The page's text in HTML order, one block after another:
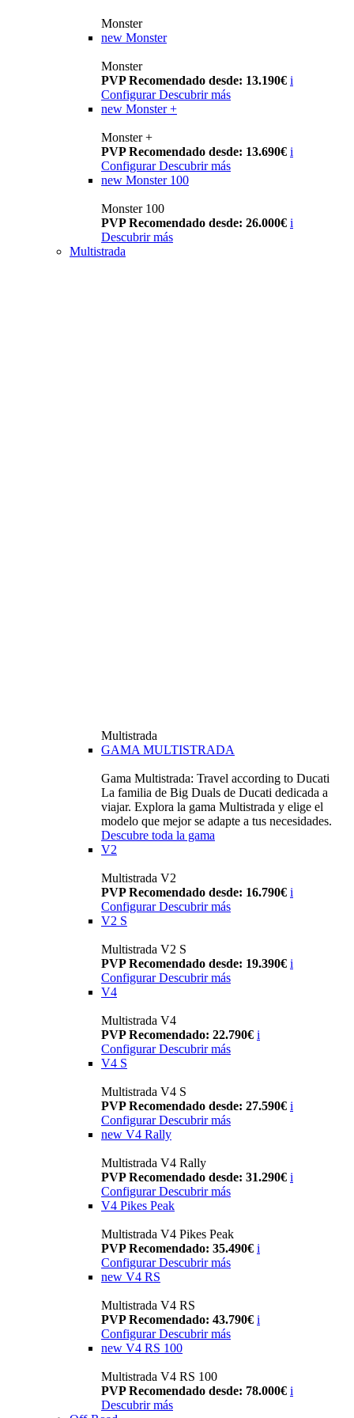
Monster
new Monster
Monster
PVP Recomendado desde: 13.190€ i
Configurar Descubrir más
new Monster +
Monster +
PVP Recomendado desde: 13.690€ i
Configurar Descubrir más
new Monster 100
Monster 100
PVP Recomendado desde: 26.000€ i
Descubrir más
Multistrada
Multistrada
GAMA MULTISTRADA
Gama Multistrada: Travel according to Ducati
La familia de Big Duals de Ducati dedicada a
viajar. Explora la gama Multistrada y elige el
modelo que mejor se adapte a tus necesidades.
Descubre toda la gama
V2
Multistrada V2
PVP Recomendado desde: 16.790€ i
Configurar Descubrir más
V2 S
Multistrada V2 S
PVP Recomendado desde: 19.390€ i
Configurar Descubrir más
V4
Multistrada V4
PVP Recomendado: 22.790€ i
Configurar Descubrir más
V4 S
Multistrada V4 S
PVP Recomendado desde: 27.590€ i
Configurar Descubrir más
new V4 Rally
Multistrada V4 Rally
PVP Recomendado desde: 31.290€ i
Configurar Descubrir más
V4 Pikes Peak
Multistrada V4 Pikes Peak
PVP Recomendado: 35.490€ i
Configurar Descubrir más
new V4 RS
Multistrada V4 RS
PVP Recomendado: 43.790€ i
ConfigurarDescubrir más
new V4 RS 100
Multistrada V4 RS 100
PVP Recomendado desde: 78.000€ i
Descubrir más